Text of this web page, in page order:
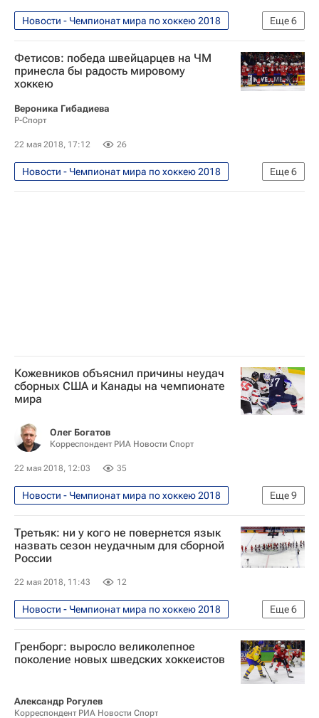
Еще6
Новости - Чемпионат мира по хоккею 2018
Хоккей
Спорт
Чемпионат мира по хоккею 2018
Владислав Третьяк
Чемпионат мира по хоккею
Фетисов: победа швейцарцев на ЧМ
принесла бы радость мировому
хоккею
Вероника Гибадиева
Р-Спорт
22 мая 2018, 17:12 26
Еще6
Новости - Чемпионат мира по хоккею 2018
Хоккей
Спорт
Кожевников объяснил причины неудач
сборных США и Канады на чемпионате
мира
Олег Богатов
Корреспондент РИА Новости Спорт
22 мая 2018, 12:03 35
Еще9
Новости - Чемпионат мира по хоккею 2018
Хоккей
Спорт
Чемпионат мира по хоккею 2018
Александр Кожевников
Чемпионат мира по хоккею
Национальная хоккейная лига (НХЛ)
США
Канада Сидни Кросби
Третьяк: ни у кого не повернется язык
назвать сезон неудачным для сборной
России
22 мая 2018, 11:43 12
Еще6
Новости - Чемпионат мира по хоккею 2018
Хоккей
Спорт
Чемпионат мира по хоккею 2018
Чемпионат мира по хоккею
Гренборг: выросло великолепное
поколение новых шведских хоккеистов
Александр Рогулев
Корреспондент РИА Новости Спорт